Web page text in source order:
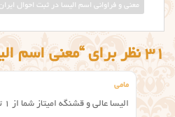
معنی و فراوانی اسم الیسا در ثبت احوال ایران
31 نظر برای “معنی اسم الیسا”
مامی
الیسا عالی و قشنگه امیتاز شما از ۱ تا ۱۰ به این اسم چنده دوستان؟